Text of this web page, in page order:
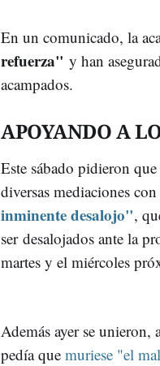
En un comunicado, la
refuerza" y han
acampados.
APOYANDO A
Este sábado pidieron
diversas mediaciones
inminente desalojo",
ser desalojados ante la
martes y el miércoles
Además ayer se
pedía que muriese "el